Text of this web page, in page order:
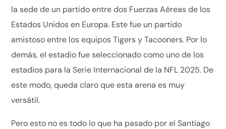
la sede de un partido entre dos Fuerzas Aéreas de los
Estados Unidos en Europa. Este fue un partido
amistoso entre los equipos Tigers y Tacooners. Por lo
demás, el estadio fue seleccionado como uno de los
estadios para la Serie Internacional de la NFL 2025. De
este modo, queda claro que esta arena es muy
versátil.
Pero esto no es todo lo que ha pasado por el Santiago